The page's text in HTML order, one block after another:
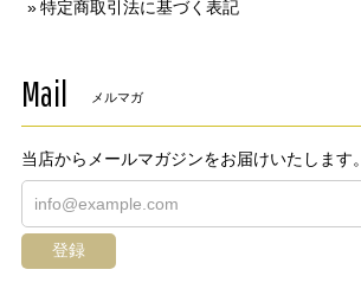
特定商取引法に基づく表記
Mail メルマガ
当店からメールマガジンをお届けいたします。
登録